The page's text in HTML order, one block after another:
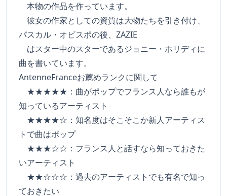
本物の作品を作っています。
彼女の作家としての資質は大物たちを引き付け、
パスカル・オビスポの後、ZAZIE
はスター中のスターであるジョニー・ホリディに
曲を書いています。
AntenneFranceお薦めランクに関して
★★★★★：曲がポップでフランス人なら誰もが
知っているアーティスト
★★★★☆：知名度はそこそこか新人アーティス
トで曲はポップ
★★★☆☆：フランス人と話すなら知っておきた
いアーティスト
★★☆☆☆：過去のアーティストでも有名で知っ
ておきたい